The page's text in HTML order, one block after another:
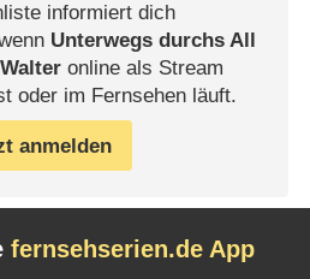
informiert dich
Unterwegs durchs All
online als Stream
oder im Fernsehen läuft.
anmelden
fernsehserien.de App